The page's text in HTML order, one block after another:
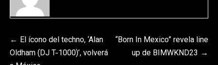
Navegación
de
El ícono del techno, ‘Alan
Oldham (DJ T-1000)’, volverá
“Born In Mexico” revela line
up de BIMWKND23